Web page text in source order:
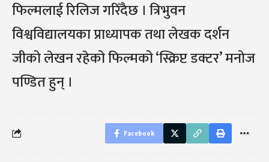
फिल्मलाई रिलिज गरिँदैछ । त्रिभुवन
विश्वविद्यालयका प्राध्यापक तथा लेखक दर्शन
जीको लेखन रहेको फिल्मको ‘स्क्रिप्ट डक्टर’ मनोज
पण्डित हुन् ।
Facebook